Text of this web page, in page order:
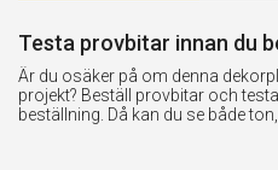
Testa provbitar innan du
Är du osäker på om denna
projekt? Beställ provbitar och
beställning. Då kan du se både